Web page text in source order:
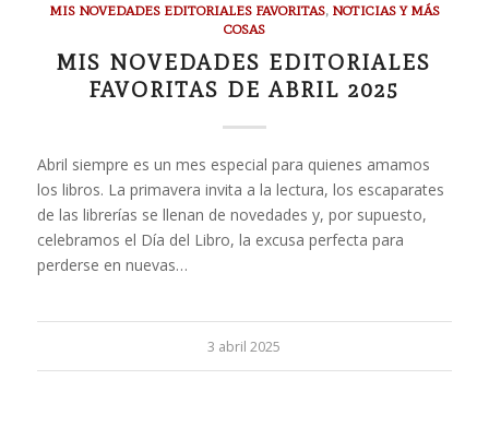
MIS NOVEDADES EDITORIALES FAVORITAS, NOTICIAS Y MÁS
COSAS
MIS NOVEDADES EDITORIALES
FAVORITAS DE ABRIL 2025
Abril siempre es un mes especial para quienes amamos
los libros. La primavera invita a la lectura, los escaparates
de las librerías se llenan de novedades y, por supuesto,
celebramos el Día del Libro, la excusa perfecta para
perderse en nuevas…
3 abril 2025